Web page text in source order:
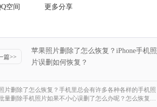
空间 更多分享
篇>>
苹果照片删除了怎么恢复？iPhone手机照
片误删如何恢复？
片删除了怎么恢复？手机里总会有许多各种各样的手机照
量删除手机照片如果不小心误删了怎么办呢？怎么恢复…